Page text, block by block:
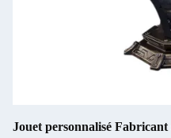
Jouet personnalisé Fabricant